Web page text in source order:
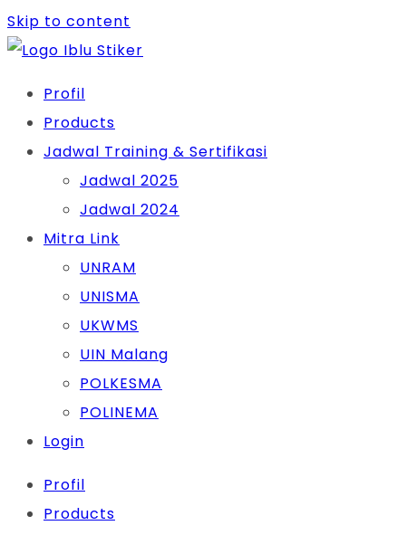
Skip to content
Profil
Products
Jadwal Training & Sertifikasi
Jadwal 2025
Jadwal 2024
Mitra Link
UNRAM
UNISMA
UKWMS
UIN Malang
POLKESMA
POLINEMA
Login
Profil
Products